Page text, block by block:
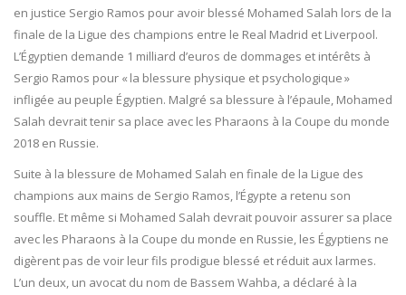
en justice Sergio Ramos pour avoir blessé Mohamed Salah lors de la
finale de la Ligue des champions entre le Real Madrid et Liverpool.
L’Égyptien demande 1 milliard d’euros de dommages et intérêts à
Sergio Ramos pour « la blessure physique et psychologique »
infligée au peuple Égyptien. Malgré sa blessure à l’épaule, Mohamed
Salah devrait tenir sa place avec les Pharaons à la Coupe du monde
2018 en Russie.
Suite à la blessure de Mohamed Salah en finale de la Ligue des
champions aux mains de Sergio Ramos, l’Égypte a retenu son
souffle. Et même si Mohamed Salah devrait pouvoir assurer sa place
avec les Pharaons à la Coupe du monde en Russie, les Égyptiens ne
digèrent pas de voir leur fils prodigue blessé et réduit aux larmes.
L’un deux, un avocat du nom de Bassem Wahba, a déclaré à la